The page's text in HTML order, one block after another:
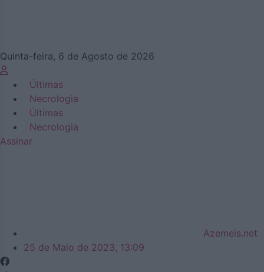
Quinta-feira, 6 de Agosto de 2026
Últimas
Necrologia
Últimas
Necrologia
Assinar
Azemeis.net
25 de Maio de 2023, 13:09